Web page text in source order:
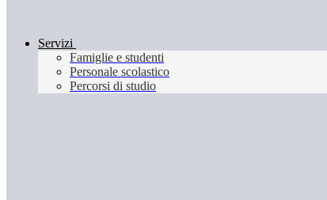
Servizi
Famiglie e studenti
Personale scolastico
Percorsi di studio